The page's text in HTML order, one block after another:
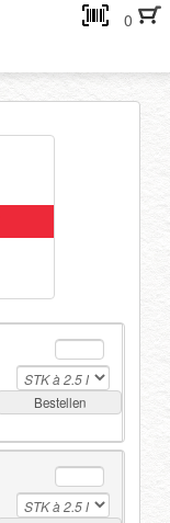
0
Bestellen